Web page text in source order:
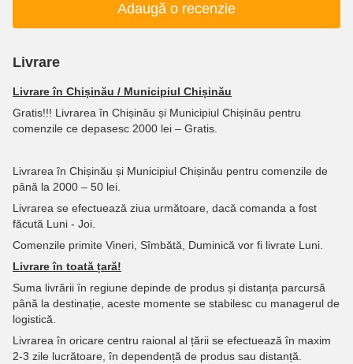
Adaugă o recenzie
Livrare
Livrare în Chișinău / Municipiul Chișinău
Gratis!!! Livrarea în Chișinău și Municipiul Chișinău pentru
comenzile ce depasesc 2000 lei – Gratis.
Livrarea în Chișinău și Municipiul Chișinău pentru comenzile de
până la 2000 – 50 lei.
Livrarea se efectuează ziua următoare, dacă comanda a fost
făcută Luni - Joi.
Comenzile primite Vineri, Sîmbătă, Duminică vor fi livrate Luni.
Livrare în toată țară!
Suma livrării în regiune depinde de produs și distanța parcursă
până la destinație, aceste momente se stabilesc cu managerul de
logistică.
Livrarea în oricare centru raional al țării se efectuează în maxim
2-3 zile lucrătoare, în dependență de produs sau distanță.